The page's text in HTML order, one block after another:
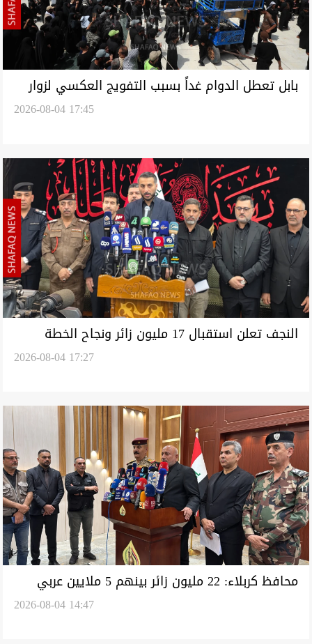
‏بابل تعطل الدوام غداً بسبب التفويج العكسي لزوار
2026-08-04 17:45
النجف تعلن استقبال 17 مليون زائر ونجاح الخطة
2026-08-04 17:27
محافظ كربلاء: 22 مليون زائر بينهم 5 ملايين عربي
2026-08-04 14:47